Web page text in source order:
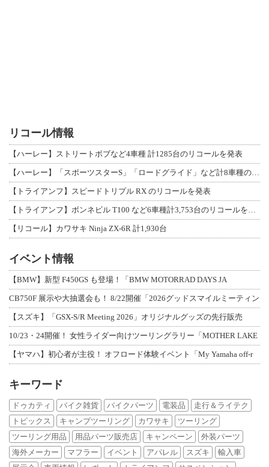
リコール情報
【ハーレー】ストリートボブなど4車種 計1285台のリコールを発表
【ハーレー】「スポーツスターS」「ロードグライド」など計8車種のリコールを発表
【トライアンフ】スピードトリプル RX のリコールを発表
【トライアンフ】ボンネビル T100 など6車種計3,753台のリコールを発表
【リコール】カワサキ Ninja ZX-6R 計1,930台
イベント情報
【BMW】新型 F450GS も登場！「BMW MOTORRAD DAYS JA
CB750F 展示や大抽選会も！ 8/22開催「2026グッドスマイルミーティン
【スズキ】「GSX-S/R Meeting 2026」オリジナルグッズの先行販売
10/23・24開催！ 女性ライダー向けツーリングラリー「MOTHER LAKE
【ヤマハ】初心者が主役！ オフロード体験イベント「My Yamaha off-r
キーワード
ドゥカティ バイク雑貨 バイクパーツ 電装品
走行＆ライテク
トピックス
キャンプツーリング カワサキ
ツーリング
ツーリング用品
用品パーツ販売店 キャンペーン
外装パーツ
海外メーカー
マフラー イベント アパレル スズキ
輸入車